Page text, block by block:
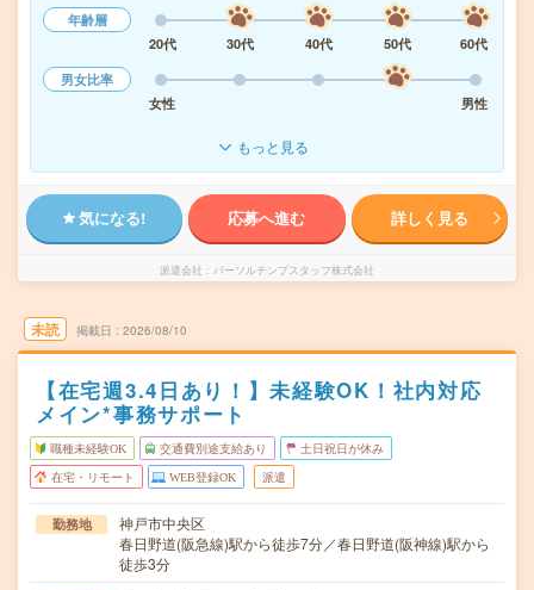
年齢層
20代
30代 40代 50代
60代
男女比率
女性
男性
もっと見る
気になる! 応募へ進む 詳しく見る
派遣会社 パーソルテンプスタッフ株式会社
未読 掲載日 2026/08/10
【在宅週3.4日あり！】未経験OK！社内対応
メイン*事務サポート
職種未経験OK 交通費別途支給あり 土日祝日が休み
在宅・リモート WEB登録OK 派遣
勤務地
神戸市中央区
春日野道(阪急線)駅から徒歩7分／春日野道(阪神線)駅から
徒歩3分